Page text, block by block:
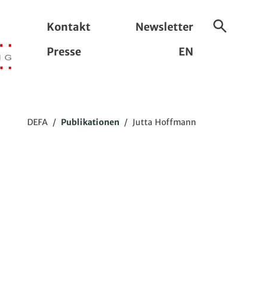
Kontakt
Newsletter
Presse
EN
DEFA / Publikationen / Jutta Hoffmann